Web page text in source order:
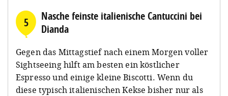
5
Nasche feinste italienische Cantuccini bei
Dianda
Gegen das Mittagstief nach einem Morgen voller
Sightseeing hilft am besten ein köstlicher
Espresso und einige kleine Biscotti. Wenn du
diese typisch italienischen Kekse bisher nur als